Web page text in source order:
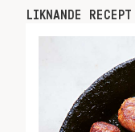
LIKNANDE RECEPT